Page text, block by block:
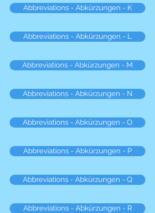
Abbreviations - Abkürzungen - K
Abbreviations - Abkürzungen - L
Abbreviations - Abkürzungen - M
Abbreviations - Abkürzungen - N
Abbreviations - Abkürzungen - O
Abbreviations - Abkürzungen - P
Abbreviations - Abkürzungen - Q
Abbreviations - Abkürzungen - R